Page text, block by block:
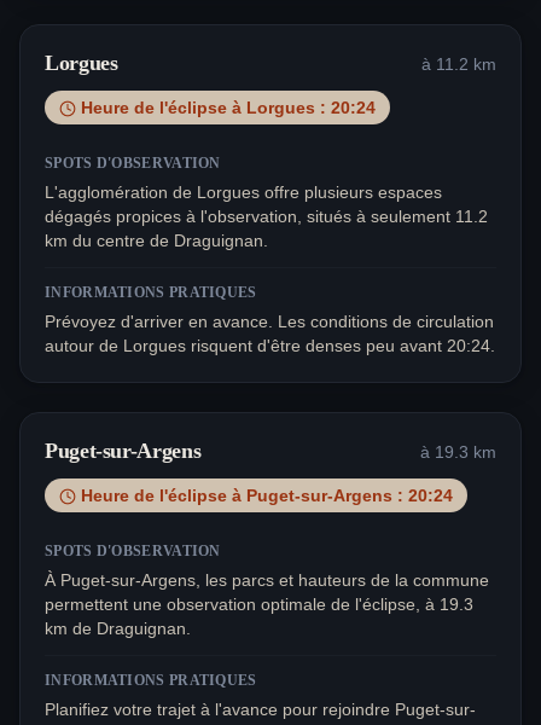
Lorgues à 11.2 km
Heure de l'éclipse à Lorgues : 20:24
SPOTS D'OBSERVATION
L'agglomération de Lorgues offre plusieurs espaces
dégagés propices à l'observation, situés à seulement 11.2
km du centre de Draguignan.
INFORMATIONS PRATIQUES
Prévoyez d'arriver en avance. Les conditions de circulation
autour de Lorgues risquent d'être denses peu avant 20:24.
Puget-sur-Argens à 19.3 km
Heure de l'éclipse à Puget-sur-Argens : 20:24
SPOTS D'OBSERVATION
À Puget-sur-Argens, les parcs et hauteurs de la commune
permettent une observation optimale de l'éclipse, à 19.3
km de Draguignan.
INFORMATIONS PRATIQUES
Planifiez votre trajet à l'avance pour rejoindre Puget-sur-